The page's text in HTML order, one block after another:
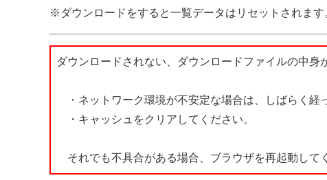
※ダウンロードをすると一覧データはリセットされま
ダウンロードされない、ダウンロードファイルの中身
・ネットワーク環境が不安定な場合は、しばらく経
・キャッシュをクリアしてください。
それでも不具合がある場合、ブラウザを再起動して